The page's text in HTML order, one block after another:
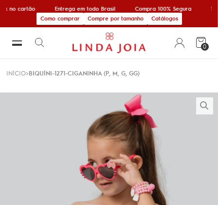
no cartão Entrega em todo Brasil Compra 100% Segura
Como comprar
Compre por tamanho Catálogos
0
INÍCIO BIQUÍNI-1271-CIGANINHA (P, M, G, GG)